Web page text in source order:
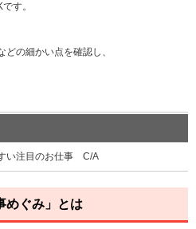
す。
の細かい点を確認し、
い注目のお仕事 C/A
めぐみ」とは